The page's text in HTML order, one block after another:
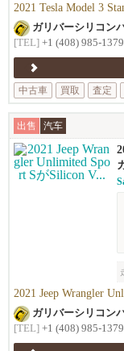
2021 Tesla Model 3
ガリバーシリコン
[TEL] +1 (408) 985-1379
中古車
買取 査定
出售 汽车
2021 Jeep Wrangler
ガリバーシリコン
[TEL] +1 (408) 985-1379